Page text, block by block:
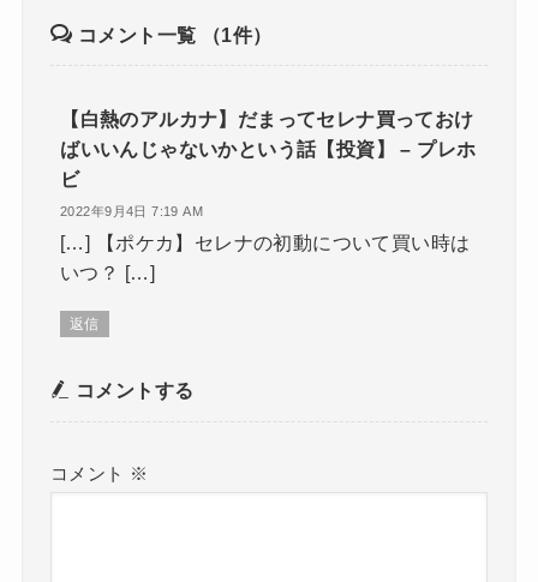
コメント一覧 （1件）
【白熱のアルカナ】だまってセレナ買っておけ
ばいいんじゃないかという話【投資】 – プレホ
ビ
2022年9月4日 7:19 AM
[…] 【ポケカ】セレナの初動について買い時は
いつ？ […]
返信
コメントする
コメント ※